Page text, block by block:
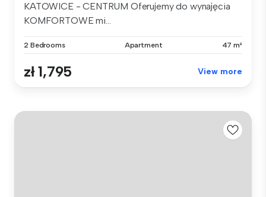
KATOWICE - CENTRUM Oferujemy do wynajęcia
KOMFORTOWE mi...
2 Bedrooms Apartment 47 m²
zł 1,795 View more